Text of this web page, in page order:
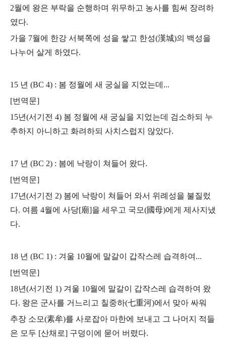
2월에 왕은 부락을 순행하며 위무하고 농사를 힘써 장려하
였다.
가을 7월에 한강 서북쪽에 성을 쌓고 한성(漢城)의 백성을
나누어 살게 하였다.
15 년 (BC 4) : 봄 정월에 새 궁실을 지었는데...
[번역문]
15년(서기전 4) 봄 정월에 새 궁실을 지었는데 검소하되 누
추하지 아니하고 화려하되 사치스럽지 않았다.
17 년 (BC 2) : 봄에 낙랑이 쳐들어 왔다.
[번역문]
17년(서기전 2) 봄에 낙랑이 쳐들어 와서 위례성을 불질렀
다. 여름 4월에 사당[廟]을 세우고 국모(國母)에게 제사지냈
다.
18 년 (BC 1) : 겨울 10월에 말갈이 갑작스레 습격하여...
[번역문]
18년(서기전 1) 겨울 10월에 말갈이 갑작스레 습격하여 왔
다. 왕은 군사를 거느리고 칠중하(七重河)에서 맞아 싸워
추장 소모(素牟)를 사로잡아 마한에 보내고 그 나머지 적들
은 모두 [산채로] 구덩이에 묻어 버렸다.